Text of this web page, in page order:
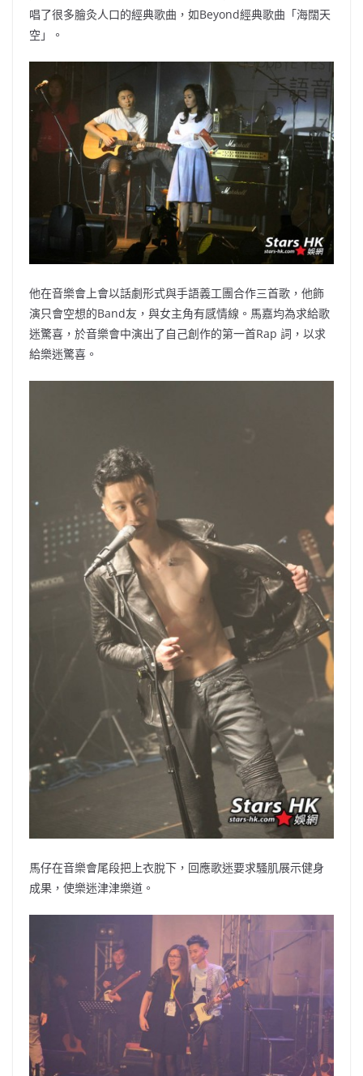
唱了很多膾灸人口的經典歌曲，如Beyond經典歌曲「海闊天
空」。
他在音樂會上會以話劇形式與手語義工團合作三首歌，他飾
演只會空想的Band友，與女主角有感情線。馬嘉均為求給歌
迷驚喜，於音樂會中演出了自己創作的第一首Rap 詞，以求
給樂迷驚喜。
馬仔在音樂會尾段把上衣脫下，回應歌迷要求騷肌展示健身
成果，使樂迷津津樂道。